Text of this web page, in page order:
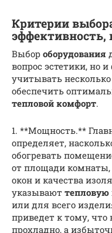
Критерии
эффективность,
Выбор оборудования
вопрос эстетики, но
учитывать
обеспечить
тепловой комфорт.
1. **Мощность.**
определяет,
обогревать
от площади комнаты,
окон и качества
указывают
или для всего
приведет к тому,
прохладно, а